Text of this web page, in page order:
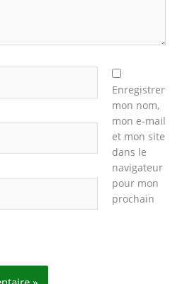
Enregistrer
mon nom,
mon e-mail
et mon site
dans le
navigateur
pour mon
prochain